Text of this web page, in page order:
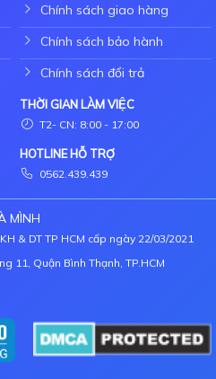
Chính sách giao hàng
Chính sách bảo hành
Chính sách đổi trả
THỜI GIAN LÀM VIỆC
T2- CN: 8:00 - 17:00
HOTLINE HỖ TRỢ
0562.439.439
MÌNH
& DT TP HCM cấp ngày 22/03/2021
11, Quận Bình Thạnh, TP.HCM